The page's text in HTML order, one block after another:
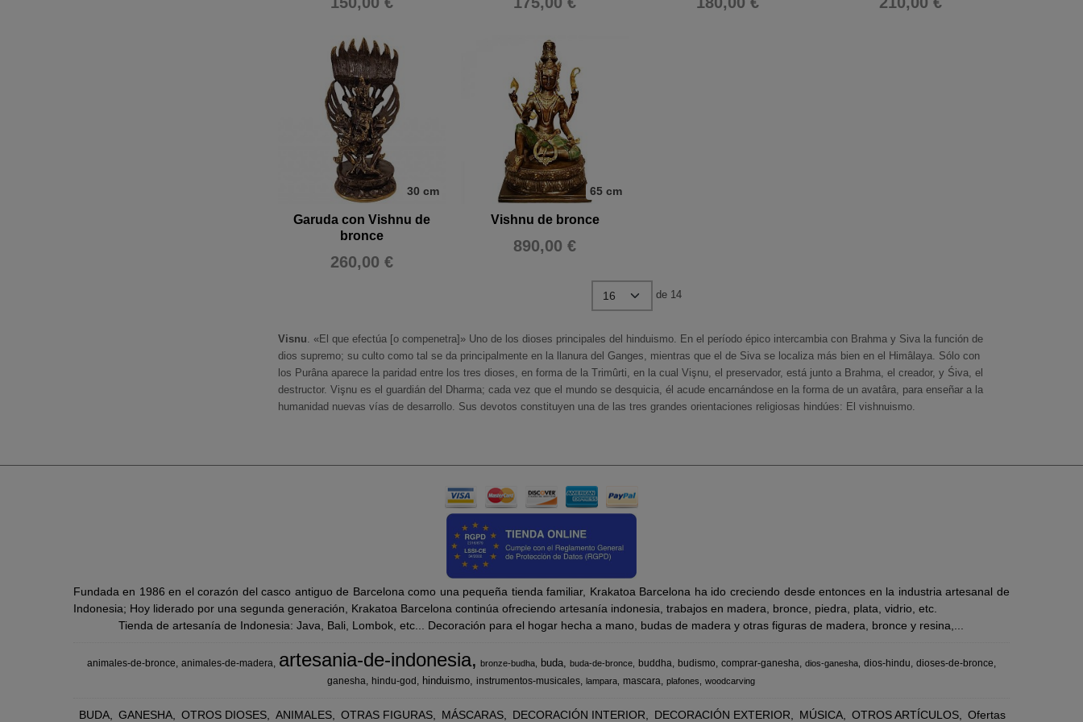
30 cm
Garuda con Vishnu de
bronce
260,00 €
65 cm
Vishnu de bronce
890,00 €
de 14
Visnu. «El que efectúa [o compenetra]» Uno de los dioses principales del hinduismo. En el período épico intercambia con Brahma y Siva la función de
dios supremo; su culto como tal se da principalmente en la llanura del Ganges, mientras que el de Siva se localiza más bien en el Himâlaya. Sólo con
los Purâna aparece la paridad entre los tres dioses, en forma de la Trimûrti, en la cual Vişnu, el preservador, está junto a Brahma, el creador, y Śiva, el
destructor. Vişnu es el guardián del Dharma; cada vez que el mundo se desquicia, él acude encarnándose en la forma de un avatâra, para enseñar a la
humanidad nuevas vías de desarrollo. Sus devotos constituyen una de las tres grandes orientaciones religiosas hindúes: El vishnuismo.
Fundada en 1986 en el corazón del casco antiguo de Barcelona como una pequeña tienda familiar, Krakatoa Barcelona ha ido creciendo desde entonces en la industria artesanal de
Indonesia; Hoy liderado por una segunda generación, Krakatoa Barcelona continúa ofreciendo artesanía indonesia, trabajos en madera, bronce, piedra, plata, vidrio, etc.
Tienda de artesanía de Indonesia: Java, Bali, Lombok, etc... Decoración para el hogar hecha a mano, budas de madera y otras figuras de madera, bronce y resina,...
animales-de-bronce animales-de-madera artesania-de-indonesia bronze-budha buda buda-de-bronce buddha budismo comprar-ganesha dios-ganesha dios-hindu dioses-de-bronce
ganesha
hindu-god hinduismo instrumentos-musicales lampara mascara plafones woodcarving
BUDA GANESHA OTROS DIOSES ANIMALES OTRAS FIGURAS MÁSCARAS DECORACIÓN INTERIOR DECORACIÓN EXTERIOR MÚSICA OTROS ARTÍCULOS Ofertas